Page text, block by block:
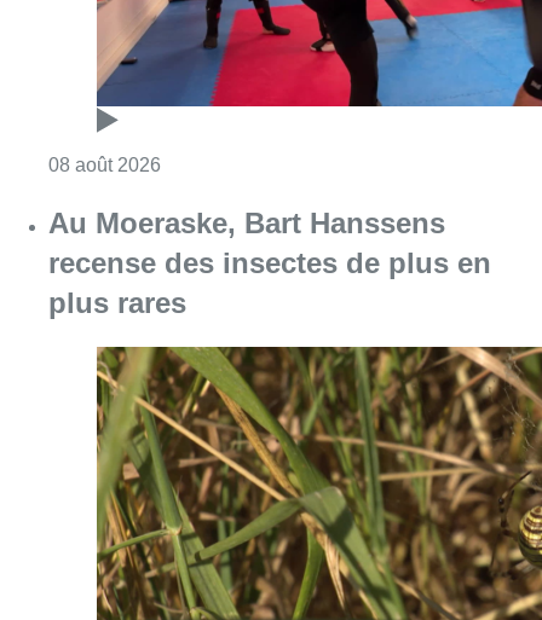
08 août 2026
Au Moeraske, Bart Hanssens
recense des insectes de plus en
plus rares